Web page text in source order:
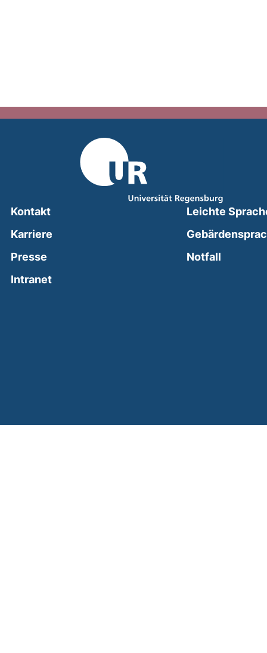
Kontakt
Karriere
Presse
Intranet(external link, opens in a new window)
Leichte
Notfall